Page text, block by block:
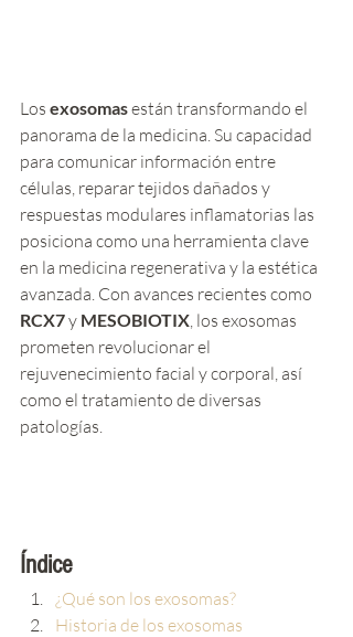
Los exosomas están transformando el
panorama de la medicina. Su capacidad
para comunicar información entre
células, reparar tejidos dañados y
respuestas modulares inflamatorias las
posiciona como una herramienta clave
en la medicina regenerativa y la estética
avanzada. Con avances recientes como
RCX7 y MESOBIOTIX , los exosomas
prometen revolucionar el
rejuvenecimiento facial y corporal, así
como el tratamiento de diversas
patologías.
Índice
¿Qué son los exosomas?
Historia de los exosomas